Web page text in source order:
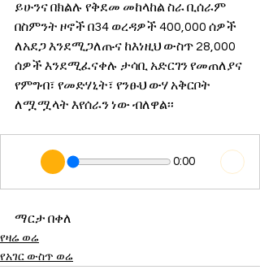
ይሁንና በክልሉ የቅደመ መከላከል ስራ ቢሰራም
በስምንት ዞኖች በ34 ወረዳዎች 400,000 ሰዎች
ለአደጋ እንደሚጋለጡና ከእነዚህ ውስጥ 28,000
ሰዎች እንደሚፈናቀሉ ታሳቢ አድርገን የመጠለያና
የምግብ፣ የመድሃኒት፣ የንፁህ ውሃ አቅርቦት
ለሟሟላት እየሰራን ነው ብለዋል፡፡
0:00
ማርታ በቀለ
የዛሬ ወሬ
የአገር ውስጥ ወሬ